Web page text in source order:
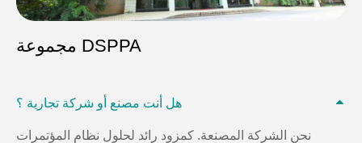
مجموعة DSPPA
هل أنت مصنع أو شركة تجارية ؟
نحن الشركة المصنعة. كمزود رائد لحلول نظام المؤتمرات